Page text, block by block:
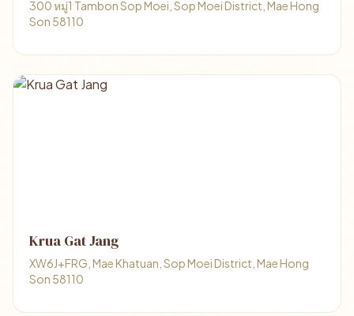
300 หมู่1 Tambon Sop Moei, Sop Moei District, Mae Hong
Son 58110
Krua Gat Jang
XW6J+FRG, Mae Khatuan, Sop Moei District, Mae Hong
Son 58110